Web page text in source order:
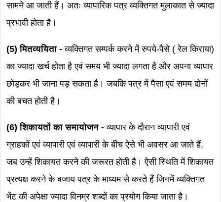
सामने आ जाती हैं। अतः व्यापारिक पत्र व्यक्तिगत मुलाकात से ज्यादा
प्रभावी होता है।
(5) मितव्ययिता - व्यक्तिगत सम्पर्क करने में रुपये-पैसे ( रेल किराया)
का ज्यादा खर्च होता है एवं समय भी ज्यादा लगता है और अपना व्यापार
छोड़कर भी जाना पड़ सकता है। जबकि पत्र में पैसा एवं समय दोनों
की बचत होती है।
(6) शिकायतों का समायोजन - व्यापार के दौरान व्यापारी एवं
ग्राहकों एवं व्यापारी एवं व्यापारी के बीच ऐसे भी अवसर आ जाते हैं,
जब उन्हें शिकायत करने की जरूरत होती है। ऐसी स्थिति में शिकायत
प्रत्यक्ष करने के बजाय पत्र के माध्यम से करते हैं जिनमें व्यक्तिगत
भेंट की अपेक्षा ज्यादा विनम्र शब्दों का प्रयोग किया जाता है।